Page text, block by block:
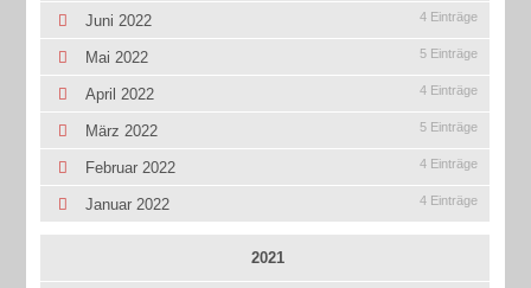
Juni 2022 4 Einträge
Mai 2022 5 Einträge
April 2022 4 Einträge
März 2022 5 Einträge
Februar 2022 4 Einträge
Januar 2022 4 Einträge
2021